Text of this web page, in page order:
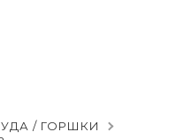
/ ГОРШКИ